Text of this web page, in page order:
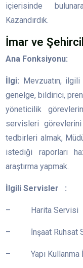
içierisinde
Kazandırdık.
İmar ve
Ana Fonksiyonu:
İlgi:
Mevzuatın, ilgili
genelge, bildirici,
yöneticilik
servisleri
tedbirleri almak,
istediği raporları
araştırma yapmak.
İlgili Servisler :
– Harita Servisi
– İnşaat Ruhsat
– Yapı Kullanma